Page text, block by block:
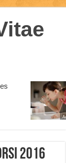
2016